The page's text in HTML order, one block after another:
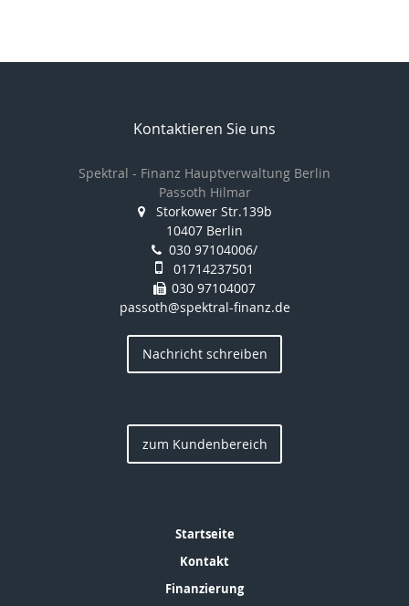
Kontaktieren Sie uns
Spektral - Finanz Hauptverwaltung Berlin
Passoth Hilmar
Storkower Str.139b
10407 Berlin
030 97104006/
01714237501
030 97104007
passoth@spektral-finanz.de
Nachricht schreiben
zum Kundenbereich
Startseite
Kontakt
Finanzierung